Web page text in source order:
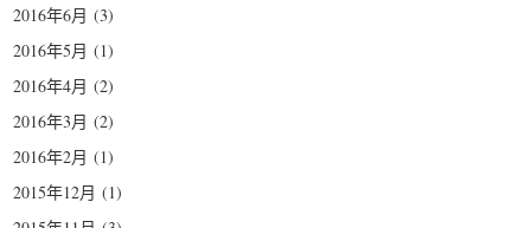
2016年6月 (3)
2016年5月 (1)
2016年4月 (2)
2016年3月 (2)
2016年2月 (1)
2015年12月 (1)